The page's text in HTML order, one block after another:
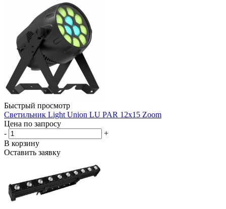
Быстрый просмотр
Светильник Light Union LU PAR 12x15 Zoom
Цена по запросу
-
+
В корзину
Оставить заявку